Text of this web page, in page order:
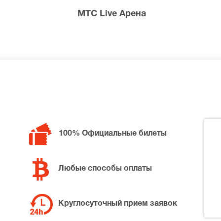
Камеди Клаб
билетов.
вы сможете осуществить банковский перевод.
систем, представленных в отечественном
билетов на шоу Камеди Клаб
МТС Live Арена
100% Официальные билеты
Любые способы оплаты
Круглосуточный прием заявок